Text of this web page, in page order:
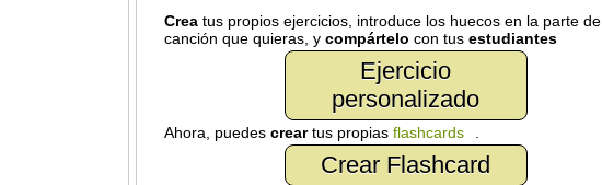
Creatus propios ejercicios, introduce los huecos en la parte de
canción que quieras, y compártelo con tus estudiantes
Ejercicio
personalizado
Ahora, puedes creartus propias flashcards
Crear Flashcard